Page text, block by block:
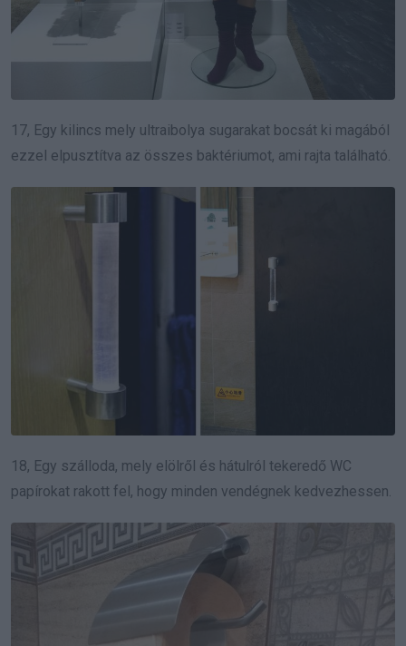
17, Egy kilincs mely ultraibolya sugarakat bocsát ki magából
ezzel elpusztítva az összes baktériumot, ami rajta található.
18, Egy szálloda, mely elölről és hátulról tekeredő WC
papírokat rakott fel, hogy minden vendégnek kedvezhessen.